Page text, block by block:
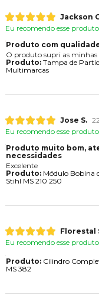
Jackson
Eu recomendo esse produto.
Produto com
O produto supri as minhas
Produto:Tampa de
Multimarcas
Jose S.
Eu recomendo esse produto.
Produto muito bom,
necessidades
Excelente
Produto:Módulo Bobina
Stihl MS 210 250
Florestal
Eu recomendo esse
Produto:Cilindro
MS 382